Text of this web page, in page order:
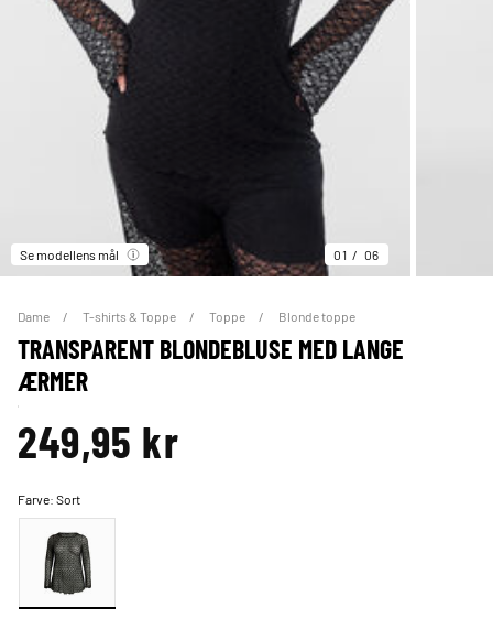
Se modellens mål 01 06
Dame T-shirts & Toppe Toppe Blonde toppe
TRANSPARENT BLONDEBLUSE MED LANGE
ÆRMER
249,95 kr
Farve:Sort